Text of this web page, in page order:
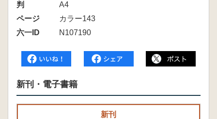
判
A4
ページ
カラー143
六一ID
N107190
新刊・電子書籍
新刊